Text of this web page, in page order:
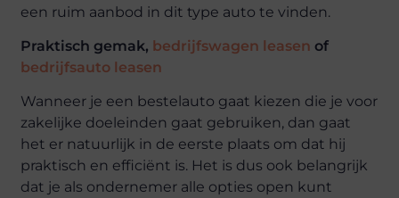
een ruim aanbod in dit type auto te vinden.
Praktisch gemak, bedrijfswagen leasenof
bedrijfsauto leasen
Wanneer je een bestelauto gaat kiezen die je voor
zakelijke doeleinden gaat gebruiken, dan gaat
het er natuurlijk in de eerste plaats om dat hij
praktisch en efficiënt is. Het is dus ook belangrijk
dat je als ondernemer alle opties open kunt